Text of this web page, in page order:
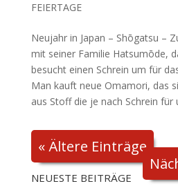
FEIERTAGE
Neujahr in Japan – Shōgatsu –
mit seiner Familie Hatsumōde,
besucht einen Schrein um für
Man kauft neue Omamori, das
aus Stoff die je nach Schrein für
« Ältere Einträge
NEUESTE BEITRÄGE